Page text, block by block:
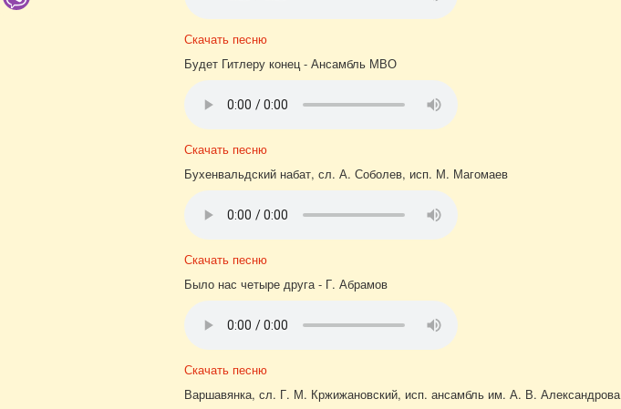
Скачать песню
Будет Гитлеру конец - Ансамбль МВО
Скачать песню
Бухенвальдский набат, сл. А. Соболев, исп. М. Магомаев
Скачать песню
Было нас четыре друга - Г. Абрамов
Скачать песню
Варшавянка, сл. Г. М. Кржижановский, исп. ансамбль им. А. В. Александрова